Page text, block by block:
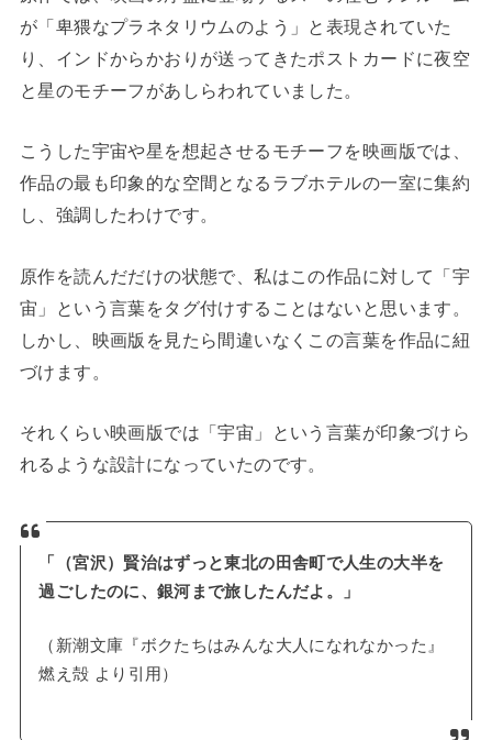
が「卑猥なプラネタリウムのよう」と表現されていた
り、インドからかおりが送ってきたポストカードに夜空
と星のモチーフがあしらわれていました。
こうした宇宙や星を想起させるモチーフを映画版では、
作品の最も印象的な空間となるラブホテルの一室に集約
し、強調したわけです。
原作を読んだだけの状態で、私はこの作品に対して「宇
宙」という言葉をタグ付けすることはないと思います。
しかし、映画版を見たら間違いなくこの言葉を作品に紐
づけます。
それくらい映画版では「宇宙」という言葉が印象づけら
れるような設計になっていたのです。
「（宮沢）賢治はずっと東北の田舎町で人生の大半を
過ごしたのに、銀河まで旅したんだよ。」
（新潮文庫『ボクたちはみんな大人になれなかった』
燃え殻 より引用）